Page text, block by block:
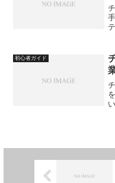
初心者ガイド